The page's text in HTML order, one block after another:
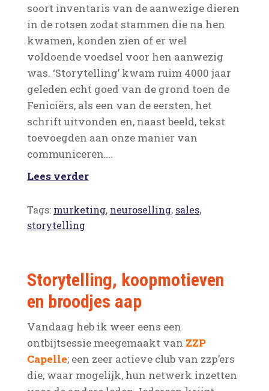
soort inventaris van de aanwezige dieren
in de rotsen zodat stammen die na hen
kwamen, konden zien of er wel
voldoende voedsel voor hen aanwezig
was. ‘Storytelling’ kwam ruim 4000 jaar
geleden echt goed van de grond toen de
Feniciërs, als een van de eersten, het
schrift uitvonden en, naast beeld, tekst
toevoegden aan onze manier van
communiceren….
Lees verder
Tags: murketing, neuroselling, sales,
storytelling
Storytelling, koopmotieven
en broodjes aap
Vandaag heb ik weer eens een
ontbijtsessie meegemaakt van ZZP
Capelle; een zeer actieve club van zzp’ers
die, waar mogelijk, hun netwerk inzetten